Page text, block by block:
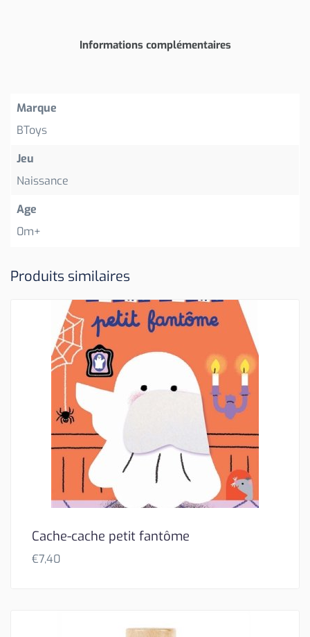
Informations complémentaires
Marque
BToys
Jeu
Naissance
Age
0m+
Produits similaires
Cache-cache petit fantôme
€7,40